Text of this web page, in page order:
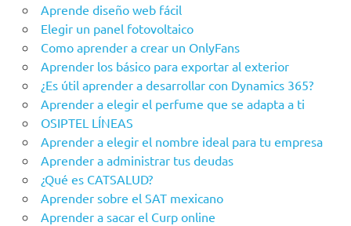
Aprende diseño web fácil
Elegir un panel fotovoltaico
Como aprender a crear un OnlyFans
Aprender los básico para exportar al exterior
¿Es útil aprender a desarrollar con Dynamics 365?
Aprender a elegir el perfume que se adapta a ti
OSIPTEL LÍNEAS
Aprender a elegir el nombre ideal para tu empresa
Aprender a administrar tus deudas
¿Qué es CATSALUD?
Aprender sobre el SAT mexicano
Aprender a sacar el Curp online